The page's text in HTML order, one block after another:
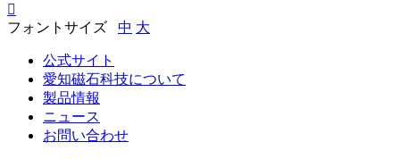

フォントサイズ 中 大
公式サイト
愛知磁石科技について
製品情報
ニュース
お問い合わせ